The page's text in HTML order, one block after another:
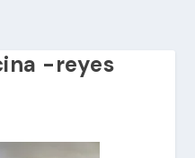
-reyes